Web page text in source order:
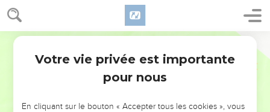
NE MANQUEZ PAS L’ÉVÉNEMENT
Votre vie privée est importante
pour nous
En cliquant sur le bouton « Accepter tous les cookies », vous